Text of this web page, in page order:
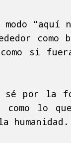
“aquí
como
si
sé por la
como lo
humanidad.